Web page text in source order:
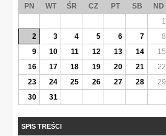
PN WT ŚR CZ PT SB
ND
1
2
3 4 5 6 7
8
9
10 11 12 13 14
15
16
17 18 19 20 21
22
23
24 25 26 27 28
29
30
31
SPIS TREŚCI